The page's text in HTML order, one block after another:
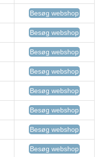
Besøg webshop
Besøg webshop
Besøg webshop
Besøg webshop
Besøg webshop
Besøg webshop
Besøg webshop
Besøg webshop